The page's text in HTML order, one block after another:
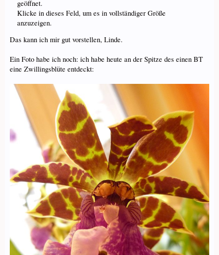
geöffnet.
Klicke in dieses Feld, um es in vollständiger Größe
anzuzeigen.
Das kann ich mir gut vorstellen, Linde.
Ein Foto habe ich noch: ich habe heute an der Spitze des einen BT
eine Zwillingsblüte entdeckt: